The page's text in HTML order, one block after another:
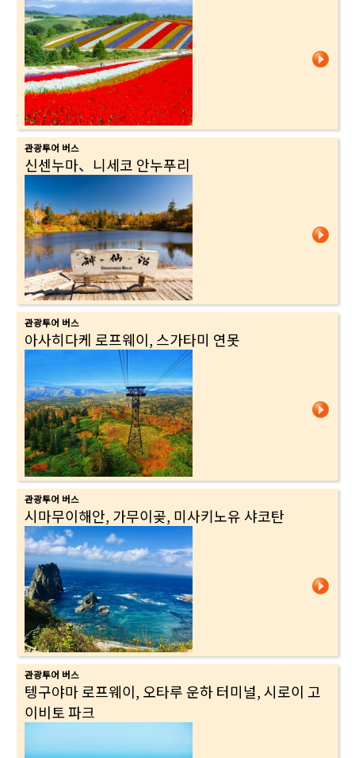
관광투어 버스
신센누마、니세코 안누푸리
관광투어 버스
아사히다케 로프웨이, 스가타미 연못
관광투어 버스
시마무이해안, 가무이곶, 미사키노유 샤코탄
관광투어 버스
텡구야마 로프웨이, 오타루 운하 터미널, 시로이 고
이비토 파크